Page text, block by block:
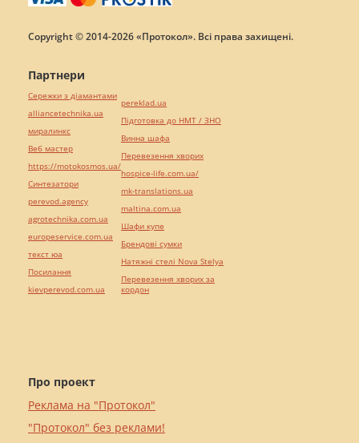
Copyright © 2014-2026 «Протокол». Всі права захищені.
Про проект
Реклама на "Протокол"
"Протокол" без реклами!
Партнери
Сережки з діамантами
alliancetechnika.ua
миралинкс
Веб мастер
https://motokosmos.ua/
Синтезатори
perevod.agency
agrotechnika.com.ua
europeservice.com.ua
текст юа
Посилання
kievperevod.com.ua
pereklad.ua
Підготовка до НМТ / ЗНО
Винна шафа
Перевезення хворих
hospice-life.com.ua/
mk-translations.ua
maltina.com.ua
Шафи купе
Брендові сумки
Натяжні стелі Nova Stelya
Перевезення хворих за
кордон